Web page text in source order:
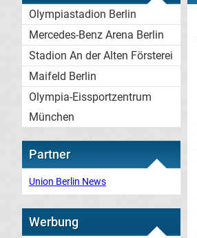
Olympiastadion Berlin
Mercedes-Benz Arena Berlin
Stadion An der Alten Försterei
Maifeld Berlin
Olympia-Eissportzentrum
München
Partner
Union Berlin News
Werbung